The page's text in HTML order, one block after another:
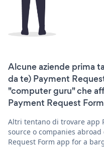
Alcune aziende prima
da te) Payment
"computer guru" che
Payment Request
Altri tentano di trovare app
source o companies
Request Form app for a